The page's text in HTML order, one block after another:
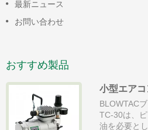
最新ニュース
お問い合わせ
おすすめ製品
小型エア
BLOWTAC
TC-30は、
油を必要と